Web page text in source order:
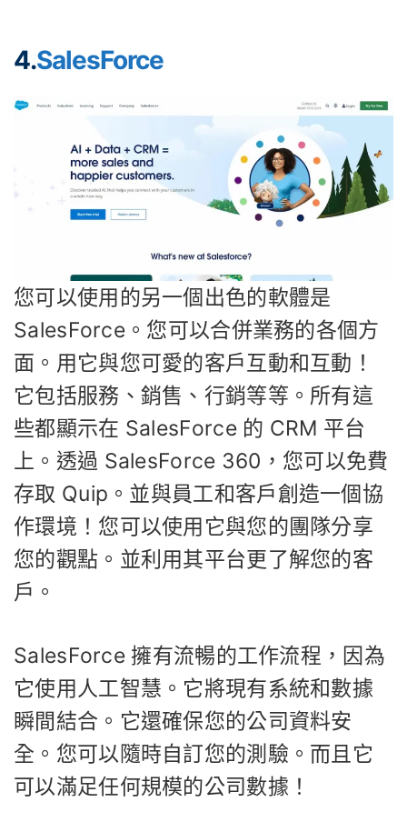
4.SalesForce
您可以使用的另一個出色的軟體是
SalesForce。您可以合併業務的各個方
面。用它與您可愛的客戶互動和互動！
它包括服務、銷售、行銷等等。所有這
些都顯示在 SalesForce 的 CRM 平台
上。透過 SalesForce 360​​，您可以免費
存取 Quip。並與員工和客戶創造一個協
作環境！您可以使用它與您的團隊分享
您的觀點。並利用其平台更了解您的客
戶。
SalesForce 擁有流暢的工作流程，因為
它使用人工智慧。它將現有系統和數據
瞬間結合。它還確保您的公司資料安
全。您可以隨時自訂您的測驗。而且它
可以滿足任何規模的公司數據！